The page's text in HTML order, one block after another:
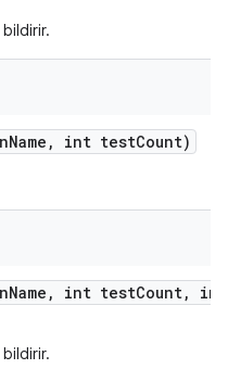
bildirir.
Name , int testCount)
Name , int testCount,
int
bildirir.